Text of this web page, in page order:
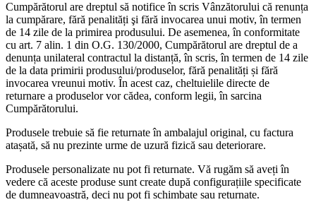
Cumpărătorul are dreptul să notifice în scris Vânzătorului că renunța
la cumpărare, fără penalități şi fără invocarea unui motiv, în termen
de 14 zile de la primirea produsului. De asemenea, în conformitate
cu art. 7 alin. 1 din O.G. 130/2000, Cumpărătorul are dreptul de a
denunța unilateral contractul la distanță, în scris, în termen de 14 zile
de la data primirii produsului/produselor, fără penalități și fără
invocarea vreunui motiv. În acest caz, cheltuielile directe de
returnare a produselor vor cădea, conform legii, în sarcina
Cumpărătorului.
Produsele trebuie să fie returnate în ambalajul original, cu factura
atașată, să nu prezinte urme de uzură fizică sau deteriorare.
Produsele personalizate nu pot fi returnate. Vă rugăm să aveți în
vedere că aceste produse sunt create după configurațiile specificate
de dumneavoastră, deci nu pot fi schimbate sau returnate.